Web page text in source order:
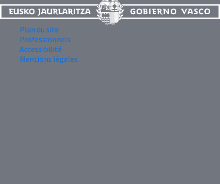
Plan du site
Professionnels
Accessibilité
Mentions légales